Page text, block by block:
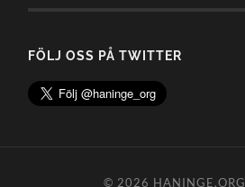
FÖLJ OSS PÅ TWITTER
© 2026 HANINGE.ORG